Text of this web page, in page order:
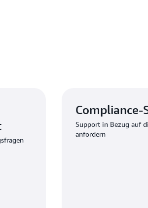
Compliance-
Support in Bezug auf
anfordern